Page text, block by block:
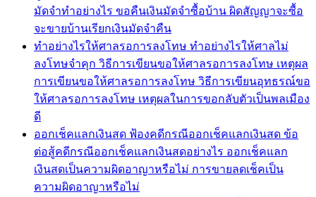
มัดจำทำอย่างไร ขอคืนเงินมัดจำซื้อบ้าน ผิดสัญญาจะซื้อ
จะขายบ้านเรียกเงินมัดจำคืน
ทำอย่างไรให้ศาลรอการลงโทษ ทำอย่างไรให้ศาลไม่
ลงโทษจำคุก วิธีการเขียนขอให้ศาลรอการลงโทษ เหตุผล
การเขียนขอให้ศาลรอการลงโทษ วิธีการเขียนอุทธรณ์ขอ
ให้ศาลรอการลงโทษ เหตุผลในการขอกลับตัวเป็นพลเมือง
ดี
ออกเช็คแลกเงินสด ฟ้องคดีกรณีออกเช็คแลกเงินสด ข้อ
ต่อสู้คดีกรณีออกเช็คแลกเงินสดอย่างไร ออกเช็คแลก
เงินสดเป็นความผิดอาญาหรือไม่ การขายลดเช็คเป็น
ความผิดอาญาหรือไม่